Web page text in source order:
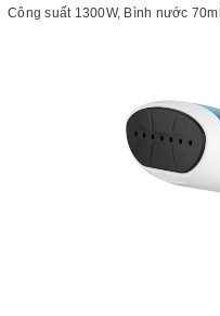
Công suất 1300W, Bình nước